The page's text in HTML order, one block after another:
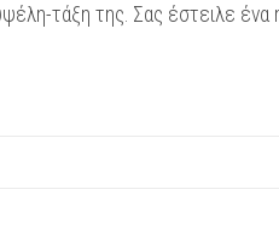
τάξη της. Σας έστειλε